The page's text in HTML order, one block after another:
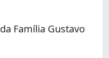
Família Gustavo